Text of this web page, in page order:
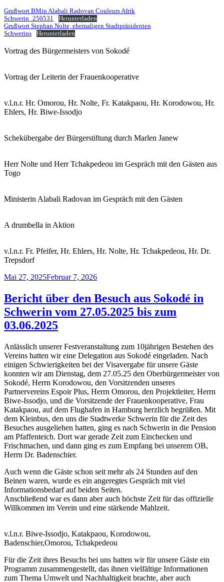
Grußwort BMin Alabali Radovan Couleurs Afrik
Schwerin_250531
Herunterladen
Grußwort Stephan Nolte, ehemaligen Stadtpräsidenten
Schwerins
Herunterladen
Vortrag des Bürgermeisters von Sokodé
Vortrag der Leiterin der Frauenkooperative
v.l.n.r. Hr. Omorou, Hr. Nolte, Fr. Katakpaou, Hr. Korodowou, Hr.
Ehlers, Hr. Biwe-Issodjo
Schekübergabe der Bürgerstiftung durch Marlen Janew
Herr Nolte und Herr Tchakpedeou im Gespräch mit den Gästen aus
Togo
Ministerin Alabali Radovan im Gespräch mit den Gästen
A drumbella in Aktion
v.l.n.r. Fr. Pfeifer, Hr. Ehlers, Hr. Nolte, Hr. Tchakpedeou, Hr. Dr.
Trepsdorf
Veröffentlicht
Mai 27, 2025Februar 7, 2026
Bericht über den Besuch aus Sokodé in
Schwerin vom 27.05.2025 bis zum
03.06.2025
Anlässlich unserer Festveranstaltung zum 10jährigen Bestehen des
Vereins hatten wir eine Delegation aus Sokodé eingeladen. Nach
einigen Schwierigkeiten bei der Visavergabe für unsere Gäste
konnten wir am Dienstag, dem 27.05.25 den Oberbürgermeister von
Sokodé, Herrn Korodowou, den Vorsitzenden unseres
Partnervereins Espoir Plus, Herrn Omorou, den Projektleiter, Herrn
Biwe-Issodjo, und die Vorsitzende der Frauenkooperative, Frau
Katakpaou, auf dem Flughafen in Hamburg herzlich begrüßen. Mit
dem Kleinbus, den uns die Stadtwerke Schwerin für die Zeit des
Besuches ausgeliehen hatten, ging es nach Schwerin in die Pension
am Pfaffenteich. Dort war gerade Zeit zum Einchecken und
Frischmachen, und dann ging es zum Empfang bei unserem OB,
Herrn Dr. Badenschier.
Auch wenn die Gäste schon seit mehr als 24 Stunden auf den
Beinen waren, wurde es ein angeregtes Gespräch mit viel
Informationsbedarf auf beiden Seiten.
Anschließend war es dann aber auch höchste Zeit für das offizielle
Willkommen im Verein und eine stärkende Mahlzeit.
v.l.n.r. Biwe-Issodjo, Katakpaou, Korodowou,
Badenschier,Omorou, Tchakpedeou
Für die Zeit ihres Besuchs bei uns hatten wir für unsere Gäste ein
Programm zusammengestellt, das ihnen vielfältige Informationen
zum Thema Umwelt und Nachhaltigkeit brachte, aber auch